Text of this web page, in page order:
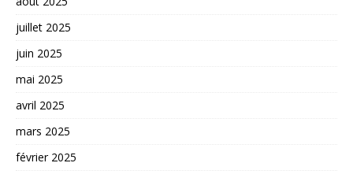
juillet 2025
juin 2025
mai 2025
avril 2025
mars 2025
février 2025